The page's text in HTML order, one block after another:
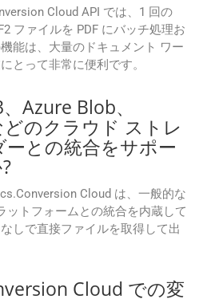
Cloud API では、1 回の
ファイルを PDF にバッチ処理お
能は、大量のドキュメント ワー
とって非常に便利です。
Azure Blob、
のクラウド ストレ
との統合をサポー
Cloud は、一般的な
ットフォームとの統合を内蔵して
しで直接ファイルを取得して出
Cloud での変